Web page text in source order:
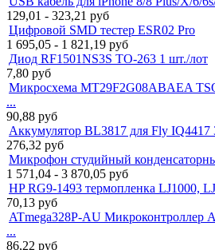
129,01 - 323,21 руб
Цифровой SMD тестер ESR02 Pro
1 695,05 - 1 821,19 руб
Диод RF1501NS3S TO-263 1 шт./лот
7,80 руб
Микросхема MT29F2G08ABAEA
...
90,88 руб
Аккумулятор BL3817 для Fly
276,32 руб
Микрофон студийный
1 571,04 - 3 870,05 руб
HP RG9-1493 термопленка LJ1000,
70,13 руб
ATmega328P-AU Микроконтроллер
...
86,22 руб